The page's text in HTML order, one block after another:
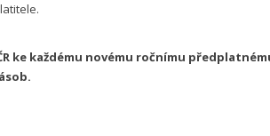
ke každému novému ročnímu